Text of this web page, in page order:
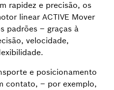
rapidez e precisão, os
linear ACTIVE Mover
padrões – graças à
velocidade,
e posicionamento
contato, – por exemplo,